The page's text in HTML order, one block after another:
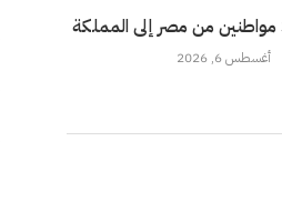
أغسطس 6, 2026